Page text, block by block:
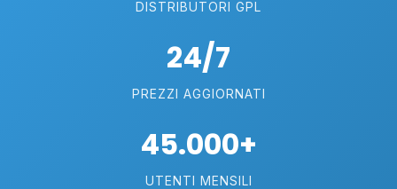
DISTRIBUTORI GPL
24/7
PREZZI AGGIORNATI
45.000+
UTENTI MENSILI